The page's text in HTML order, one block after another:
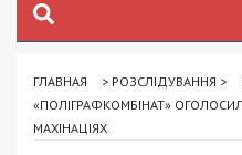
ГЛАВНАЯ > РОЗСЛІДУВАННЯ >
«ПОЛІГРАФКОМБІНАТ»
МАХІНАЦІЯХ